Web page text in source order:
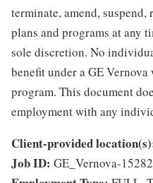
terminate, amend,
plans and programs at any
sole discretion. No
benefit under a GE
program. This document
employment with any
Client-provided
Job ID: GE_Vernova-